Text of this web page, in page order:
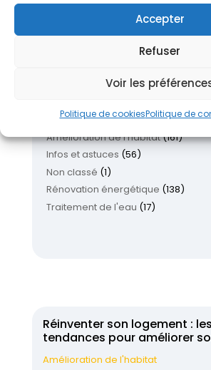
Accepter
Refuser
Voir les
Politique de cookiesPolitique de
pompe à chaleur séduit autant ?
18 juin 2026
Actualités(14)
Amélioration de l'habitat(161)
Infos et astuces (56)
Non classé (1)
Rénovation énergétique (138)
Traitement de l'eau (17)
Réinventer son logement :
tendances pour améliorer
Amélioration de l'habitat